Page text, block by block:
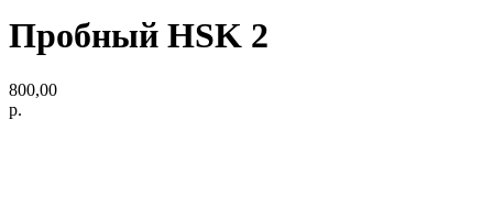
Пробный HSK 2
800,00
р.